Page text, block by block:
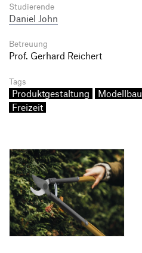
Studierende
Daniel John
Betreuung
Prof. Gerhard Reichert
Tags
Produktgestaltung Modellbau
Freizeit